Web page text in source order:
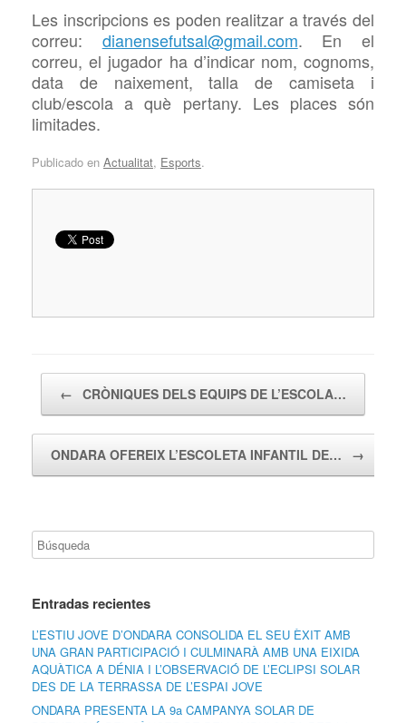
Les inscripcions es poden realitzar a través del
correu: dianensefutsal@gmail.com. En el
correu, el jugador ha d’indicar nom, cognoms,
data de naixement, talla de camiseta i
club/escola a què pertany. Les places són
limitades.
Publicado en Actualitat, Esports.
← CRÒNIQUES DELS EQUIPS DE L’ESCOLA…
ONDARA OFEREIX L’ESCOLETA INFANTIL DE… →
Entradas recientes
L’ESTIU JOVE D’ONDARA CONSOLIDA EL SEU ÈXIT AMB
UNA GRAN PARTICIPACIÓ I CULMINARÀ AMB UNA EIXIDA
AQUÀTICA A DÉNIA I L’OBSERVACIÓ DE L’ECLIPSI SOLAR
DES DE LA TERRASSA DE L’ESPAI JOVE
ONDARA PRESENTA LA 9a CAMPANYA SOLAR DE